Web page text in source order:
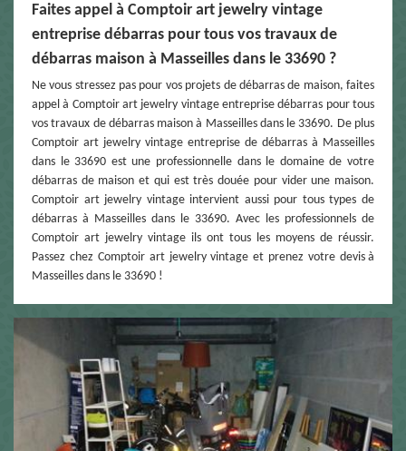
Faites appel à Comptoir art jewelry vintage
entreprise débarras pour tous vos travaux de
débarras maison à Masseilles dans le 33690 ?
Ne vous stressez pas pour vos projets de débarras de maison, faites
appel à Comptoir art jewelry vintage entreprise débarras pour tous
vos travaux de débarras maison à Masseilles dans le 33690. De plus
Comptoir art jewelry vintage entreprise de débarras à Masseilles
dans le 33690 est une professionnelle dans le domaine de votre
débarras de maison et qui est très douée pour vider une maison.
Comptoir art jewelry vintage intervient aussi pour tous types de
débarras à Masseilles dans le 33690. Avec les professionnels de
Comptoir art jewelry vintage ils ont tous les moyens de réussir.
Passez chez Comptoir art jewelry vintage et prenez votre devis à
Masseilles dans le 33690 !